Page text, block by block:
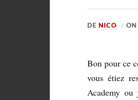
DENICO ON
Bon pour ce
vous étiez
Academy